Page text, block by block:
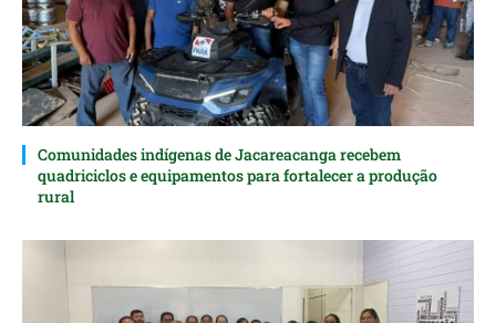
Comunidades indígenas de Jacareacanga recebem
quadriciclos e equipamentos para fortalecer a produção
rural